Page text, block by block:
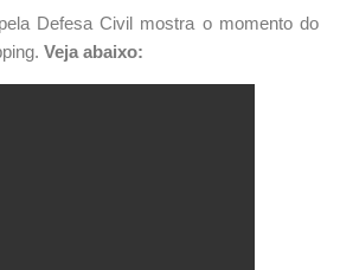
Defesa Civil mostra o momento do
Veja abaixo: